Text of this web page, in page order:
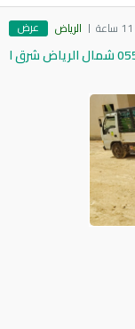
الرياض عرض
دينا طش اثاث قديم بالرياض 0557573607 شمال الرياض شرق ا